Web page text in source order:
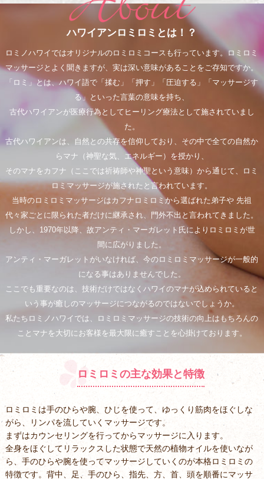
ハワイアンロミロミとは！？
ロミノハワイではオリジナルのロミロミコースも行っています。ロミロミ
マッサージとよく聞きますが、実は深い意味があることをご存知ですか。
「ロミ」とは、ハワイ語で「揉む」「押す」「圧迫する」「マッサージす
る」といった言葉の意味を持ち、
古代ハワイアンが医療行為としてヒーリング療法として施されていまし
た。
古代ハワイアンは、自然との共存を信仰しており、その中で全ての自然か
らマナ（神聖な気、エネルギー）を授かり、
そのマナをカフナ（ここでは祈祷師や神聖という意味）から通じて、ロミ
ロミマッサージが施されたと言われています。
当時のロミロミマッサージはカフナロミロミから選ばれた弟子や 先祖
代々家ごとに限られた者だけに継承され、門外不出と言われてきました。
しかし、1970年以降、故アンティ・マーガレット氏によりロミロミが世
間に広がりました。
アンティ・マーガレットがいなければ、今のロミロミマッサージが一般的
になる事はありませんでした。
ここでも重要なのは、技術だけではなくハワイのマナが込められていると
いう事が癒しのマッサージにつながるのではないでしょうか。
私たちロミノハワイでは、ロミロミマッサージの技術の向上はもちろんの
ことマナを大切にお客様を最大限に癒すことを心掛けております。
ロミロミの主な効果と特徴
ロミロミは手のひらや腕、ひじを使って、ゆっくり筋肉をほぐしな
がら、リンパを流していくマッサージです。
まずはカウンセリングを行ってからマッサージに入ります。
全身をほぐしてリラックスした状態で天然の植物オイルを使いなが
ら、手のひらや腕を使ってマッサージしていくのが本格ロミロミの
特徴です。背中、足、手のひら、指先、方、首、頭を順番にマッサ